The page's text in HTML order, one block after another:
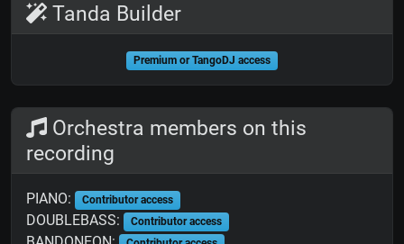
Tanda Builder
Premium or TangoDJ access
Orchestra members on this
recording
PIANO: Contributor access
DOUBLEBASS: Contributor access